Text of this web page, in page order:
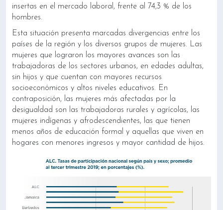
insertas en el mercado laboral, frente al 74,3 % de los
hombres.
Esta situación presenta marcadas divergencias entre los
países de la región y los diversos grupos de mujeres. Las
mujeres que lograron los mayores avances son las
trabajadoras de los sectores urbanos, en edades adultas,
sin hijos y que cuentan con mayores recursos
socioeconómicos y altos niveles educativos. En
contraposición, las mujeres más afectadas por la
desigualdad son las trabajadoras rurales y agrícolas, las
mujeres indígenas y afrodescendientes, las que tienen
menos años de educación formal y aquellas que viven en
hogares con menores ingresos y mayor cantidad de hijos.